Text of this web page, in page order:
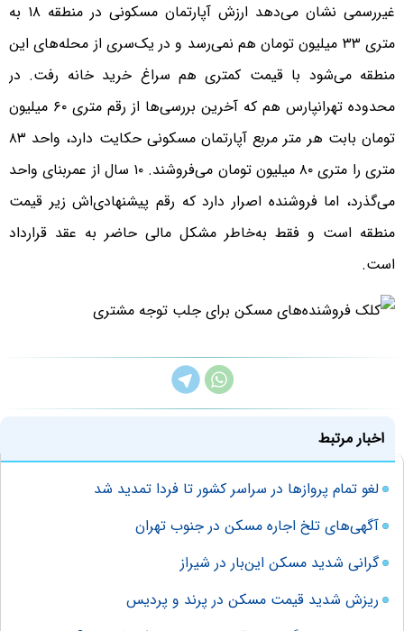
غیررسمی نشان می‌دهد ارزش آپارتمان مسکونی در منطقه ۱۸ به
متری ۳۳ میلیون تومان هم نمی‌رسد و در یک‌سری از محله‌های این
منطقه می‌شود با قیمت کمتری هم سراغ خرید خانه رفت. در
محدوده تهرانپارس هم که آخرین بررسی‌ها از رقم متری ۶۰ میلیون
تومان بابت هر متر مربع آپارتمان مسکونی حکایت دارد، واحد ۸۳
متری را متری ۸۰ میلیون تومان می‌فروشند. ۱۰ سال از عمربنای واحد
می‌گذرد، اما فروشنده اصرار دارد که رقم پیشنهادی‌اش زیر قیمت
منطقه است و فقط به‌خاطر مشکل مالی حاضر به عقد قرارداد
است.
اخبار مرتبط
لغو تمام پروازها در سراسر کشور تا فردا تمدید شد
آگهی‌های تلخ اجاره مسکن در جنوب تهران
گرانی شدید مسکن این‌بار در شیراز
ریزش شدید قیمت مسکن در پرند و پردیس